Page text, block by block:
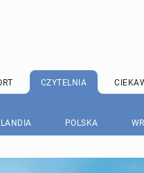
CZYTELNIA
POLSKA